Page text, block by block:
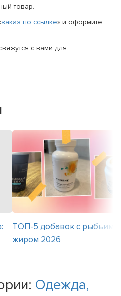
товар.
заказ по ссылке» и оформите
с вами для
ТОП-5 добавок с рыбьим
жиром 2026
Одежда,